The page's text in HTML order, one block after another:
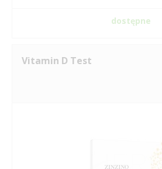
dostępne
Vitamin D Test